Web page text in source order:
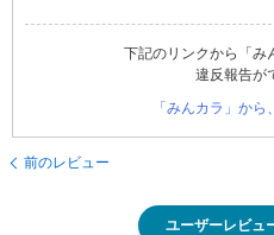
下記のリンクから「み
違反報告が
「みんカラ」か
前のレビュー
ユーザーレビュ